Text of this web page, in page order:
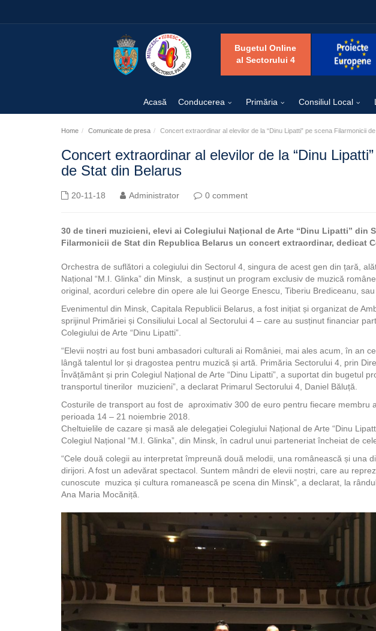
Bugetul Online
al Sectorului 4
Acasă Conducerea Primăria Consiliul Local
Home Comunicate de presa Concert extraordinar al elevilor de la “Dinu Lipatti” pe scena Filarmonicii
Concert extraordinar al elevilor de la “Dinu
de Stat din Belarus
20-11-18 Administrator 0 comment
30 de tineri muzicieni, elevi ai Colegiului Național de Arte “Dinu Lipatti” din
Filarmonicii de Stat din Republica Belarus un concert extraordinar, dedicat
Orchestra de suflători a colegiului din Sectorul 4, singura de acest gen din țară,
Național “M.I. Glinka” din Minsk, a susținut un program exclusiv de muzică
original, acorduri celebre din opere ale lui George Enescu, Tiberiu Brediceanu, sau
Evenimentul din Minsk, Capitala Republicii Belarus, a fost inițiat și organizat de
sprijinul Primăriei și Consiliului Local al Sectorului 4 – care au susținut financiar
Colegiului de Arte “Dinu Lipatti”.
“Elevii noștri au fost buni ambasadori culturali ai României, mai ales acum, în an
lângă talentul lor și dragostea pentru muzică și artă. Primăria Sectorului 4, prin
Învățământ și prin Colegiul Național de Arte “Dinu Lipatti”, a suportat din bugetul
transportul tinerilor muzicieni”, a declarat Primarul Sectorului 4, Daniel Băluță.
Costurile de transport au fost de aproximativ 300 de euro pentru fiecare membru
perioada 14 – 21 noiembrie 2018.
Cheltuielile de cazare și masă ale delegației Colegiului Național de Arte “Dinu
Colegiul Național “M.I. Glinka”, din Minsk, în cadrul unui parteneriat încheiat de
“Cele două colegii au interpretat împreună două melodii, una românească și una
dirijori. A fost un adevărat spectacol. Suntem mândri de elevii noștri, care au
cunoscute muzica și cultura romanească pe scena din Minsk”, a declarat, la
Ana Maria Mocăniță.